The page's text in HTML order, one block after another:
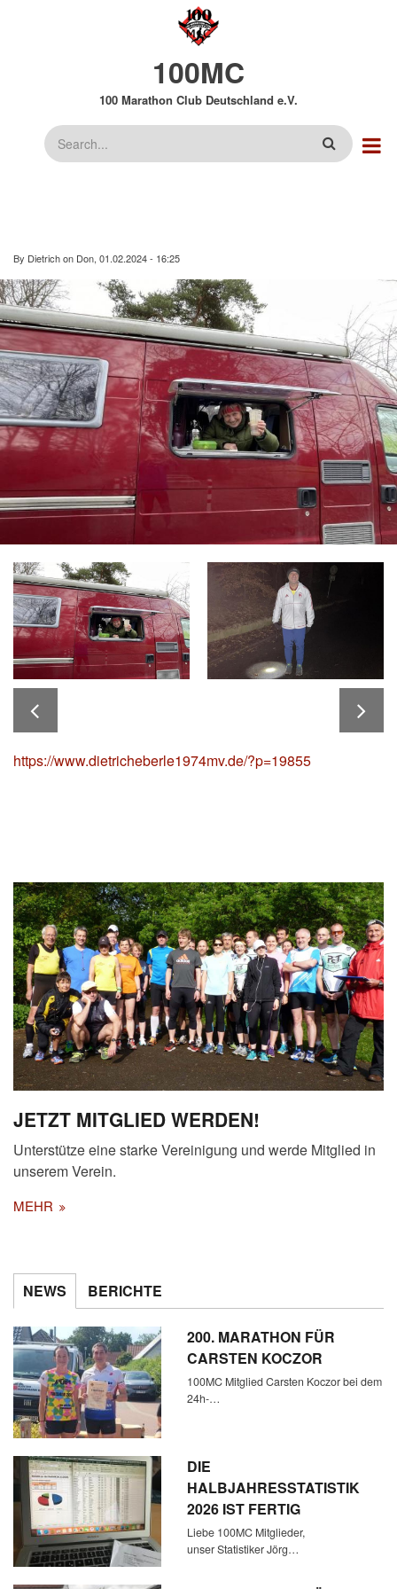
100MC
100 Marathon Club Deutschland e.V.
Suche
By Dietrichon Don, 01.02.2024 - 16:25
https://www.dietricheberle1974mv.de/?p=19855
JETZT MITGLIED WERDEN!
Unterstütze eine starke Vereinigung und werde Mitglied in
unserem Verein.
MEHR
NEWS BERICHTE
200. MARATHON FÜR
CARSTEN KOCZOR
100MC Mitglied Carsten Koczor bei dem
24h-…
DIE
HALBJAHRESSTATISTIK
2026 IST FERTIG
Liebe 100MC Mitglieder,
unser Statistiker Jörg…